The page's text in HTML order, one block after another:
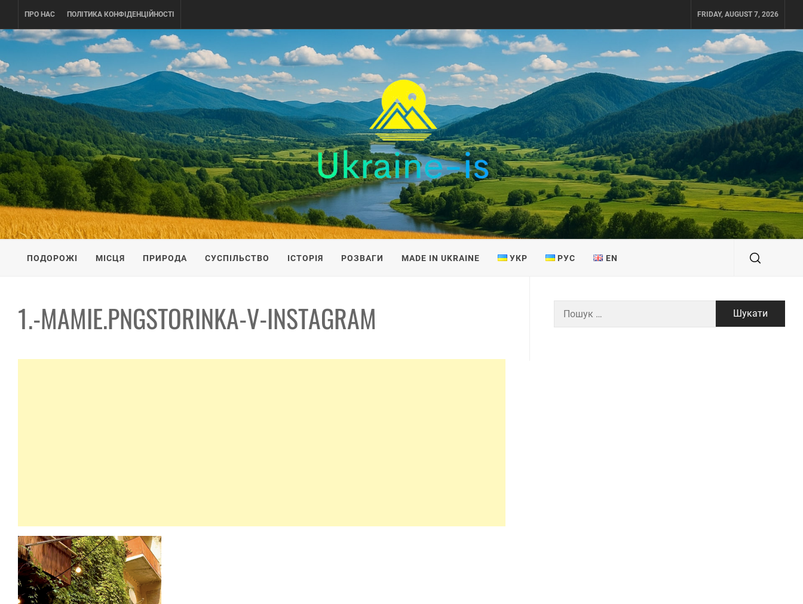
content
ПРО НАС ПОЛІТИКА КОНФІДЕНЦІЙНОСТІ FRIDAY, AUGUST 7, 2026
UKRAINE-IS
ПОДОРОЖI ПО УКРАЇНІ
ПОДОРОЖІ МІСЦЯ ПРИРОДА СУСПІЛЬСТВО ІСТОРІЯ РОЗВАГИ MADE IN UKRAINE УКР РУС EN
1.-MAMIE.PNGSTORINKA-V-INSTAGRAM